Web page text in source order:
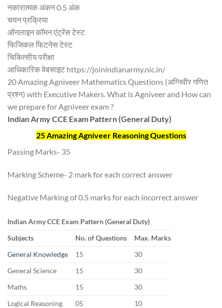
नकारात्मक अंकन 0.5 अंक
चयन प्रक्रिया
ऑनलाइन कॉमन एंट्रेंस टेस्ट
फिजिकल फिटनेस टेस्ट
चिकित्सीय परीक्षा
आधिकारिक वेबसाइट https://joinindianarmy.nic.in/
20 Amazing Agniveer Mathematics Questions (अग्निवीर गणित
प्रश्न) with Executive Makers. What is Agniveer and How can
we prepare for Agniveer exam ?
Indian Army CCE Exam Pattern (General Duty)
25 Amazing Agniveer Reasoning Questions
Passing Marks- 35
Marking Scheme- 2 mark for each correct answer
Negative Marking of 0.5 marks for each incorrect answer
Indian Army CCE Exam Pattern (General Duty)
Subjects
No. of Questions
Max. Marks
General Knowledge
15
30
General Science
15
30
Maths
15
30
Logical Reasoning
05
10